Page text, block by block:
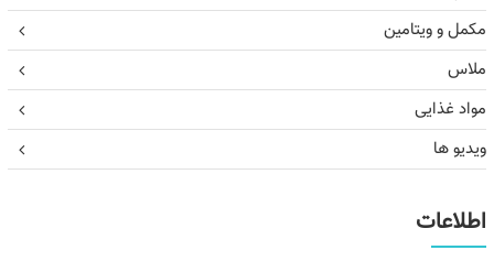
مکمل و ویتامین
ملاس
مواد غذایی
ویدیو ها
اطلاعات